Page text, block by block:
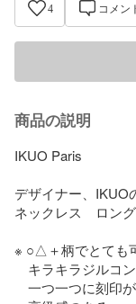
4 コメン
商品の説明
IKUO Paris
デザイナー、IKUO
ネックレス　ロン
※ ○△＋柄でとても
キラキラジルコン
一つ一つに刻印